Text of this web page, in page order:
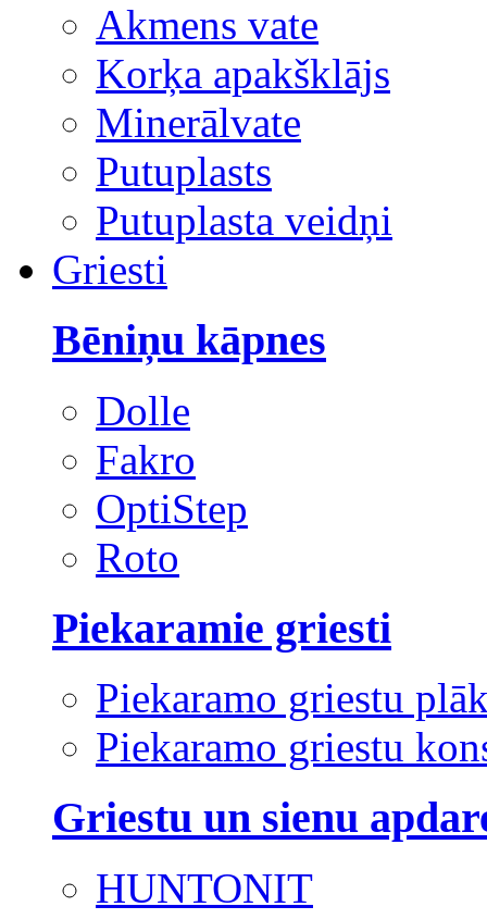
Akmens vate
Korķa apakšklājs
Minerālvate
Putuplasts
Putuplasta veidņi
Griesti
Bēniņu kāpnes
Dolle
Fakro
OptiStep
Roto
Piekaramie griesti
Piekaramo griestu
Piekaramo griestu
Griestu un sienu
HUNTONIT